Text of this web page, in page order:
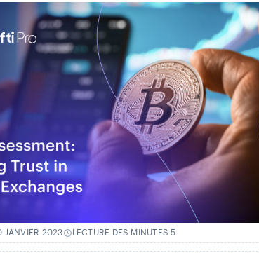
JANVIER 2023 LECTURE DES MINUTES 5